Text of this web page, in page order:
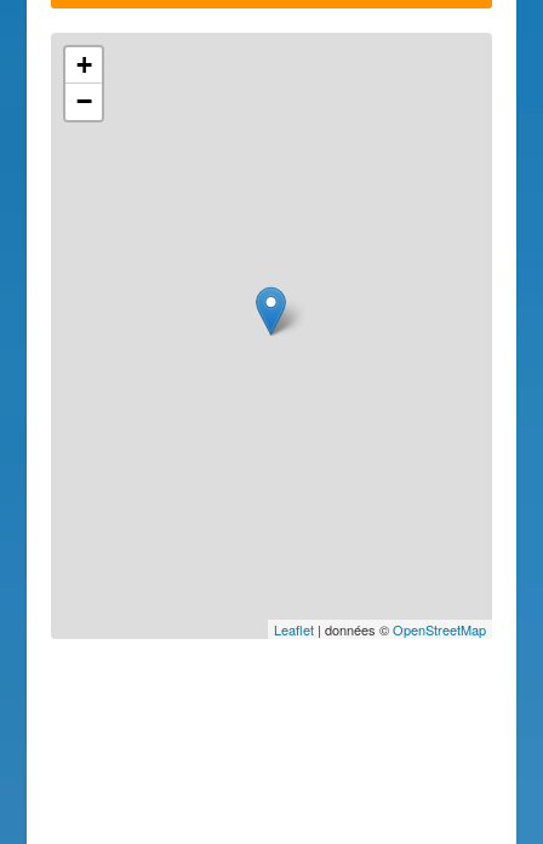
+
−
Leaflet| données ©OpenStreetMap